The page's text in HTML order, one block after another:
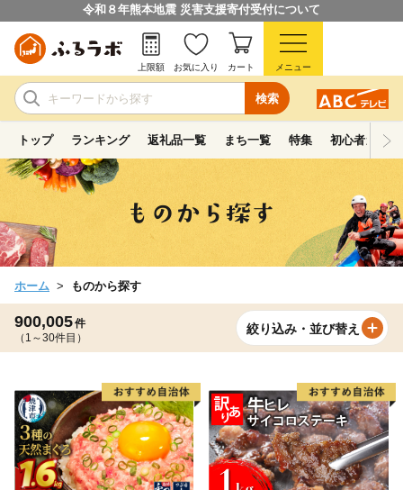
令和８年熊本地震 災害支援寄付受付について
検索
上限額 お気に入り カート メニュー
トップ ランキング 返礼品一覧 まち一覧 特集 初心者ガイド
ホーム ものから探す
900,005件
（1～30件目）
絞り込み・並び替え